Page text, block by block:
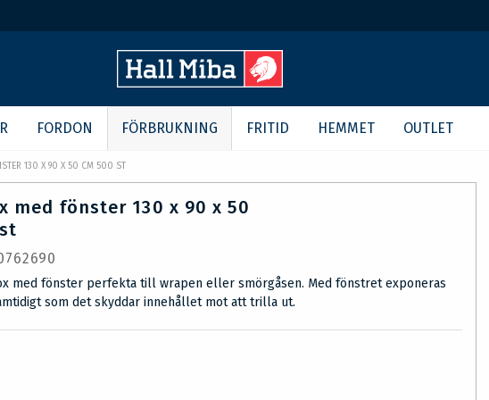
FORDON FÖRBRUKNING FRITID HEMMET OUTLET
130 X 90 X 50 CM 500 ST
med fönster 130 x 90 x 50
med fönster perfekta till wrapen eller smörgåsen. Med fönstret exponeras
som det skyddar innehållet mot att trilla ut.